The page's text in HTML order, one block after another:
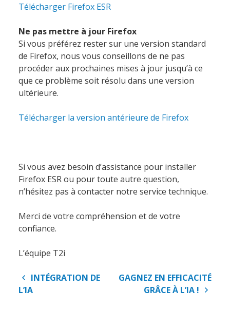
Télécharger Firefox ESR
Ne pas mettre à jour Firefox
Si vous préférez rester sur une version standard
de Firefox, nous vous conseillons de ne pas
procéder aux prochaines mises à jour jusqu’à ce
que ce problème soit résolu dans une version
ultérieure.
Télécharger la version antérieure de Firefox
Si vous avez besoin d’assistance pour installer
Firefox ESR ou pour toute autre question,
n’hésitez pas à contacter notre service technique.
Merci de votre compréhension et de votre
confiance.
L’équipe T2i
Navigation
de
INTÉGRATION DE
L’IA
GAGNEZ EN EFFICACITÉ
GRÂCE À L’IA !
Société
Notre équipe
Notre démarche RSE
Certifications